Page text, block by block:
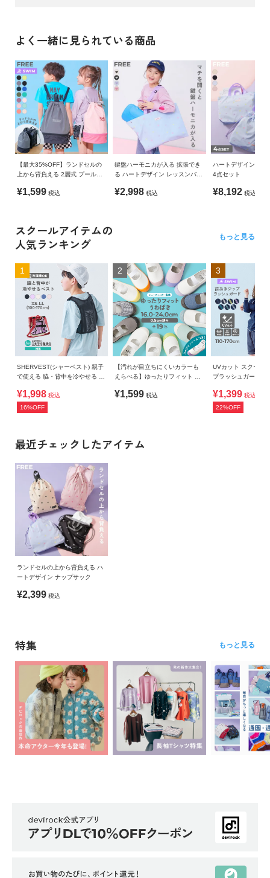
よく一緒に見られている商品
【最大35%OFF】ランドセルの
上から背負える 2層式 プールバ
¥1,599 税込
鍵盤ハーモニカが入る 拡張でき
る ハートデザイン レッスンバッ
¥2,998 税込
ハートデザイン レ
4点セット
¥8,192 税込
スクールアイテムの
人気ランキング
もっと見る
1
SHERVEST(シャーベスト) 親子
で使える 脇・背中を冷やせる メ
¥1,998 税込
16%OFF
2
【汚れが目立ちにくいカラーも
えらべる】ゆったりフィット 上
き
¥1,599 税込
3
UVカット スクール
プラッシュガード
¥1,399 税込
22%OFF
最近チェックしたアイテム
ランドセルの上から背負える ハ
ートデザイン ナップサック
¥2,399 税込
特集 もっと見る